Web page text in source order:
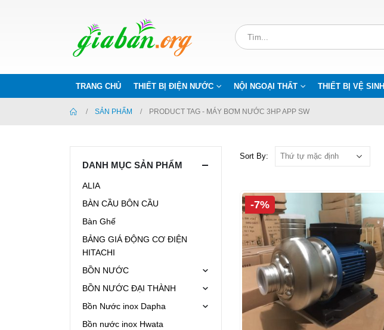
TRANG CHỦ THIẾT BỊ ĐIỆN NƯỚC NỘI NGOẠI THẤT THIẾT BỊ VỆ SINH
SẢN PHẨM PRODUCT TAG - MÁY BƠM NƯỚC 3HP APP SW
Sort By:
-7%
DANH MỤC SẢN PHẨM
ALIA
BÀN CẦU BÔN CẦU
Bàn Ghế
BẢNG GIÁ ĐỘNG CƠ ĐIỆN
HITACHI
BỒN NƯỚC
BỒN NƯỚC ĐẠI THÀNH
Bồn Nước inox Dapha
Bồn nước inox Hwata